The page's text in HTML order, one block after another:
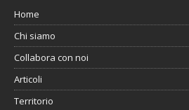
Home
Chi siamo
Collabora con noi
Articoli
Territorio